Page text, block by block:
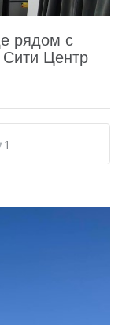
рядом с
Центр
1